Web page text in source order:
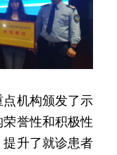
机构颁发了示
誉性和积极性
升了就诊患者